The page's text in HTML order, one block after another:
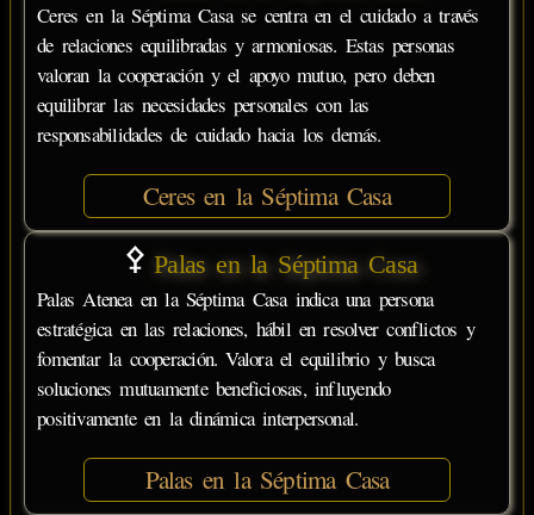
Ceres en la Séptima Casa se centra en el cuidado a través
de relaciones equilibradas y armoniosas. Estas personas
valoran la cooperación y el apoyo mutuo, pero deben
equilibrar las necesidades personales con las
responsabilidades de cuidado hacia los demás.
Ceres en la Séptima Casa
Palas en la Séptima Casa
Palas Atenea en la Séptima Casa indica una persona
estratégica en las relaciones, hábil en resolver conflictos y
fomentar la cooperación. Valora el equilibrio y busca
soluciones mutuamente beneficiosas, influyendo
positivamente en la dinámica interpersonal.
Palas en la Séptima Casa